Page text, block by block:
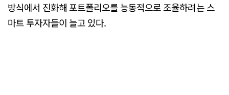
방식에서 진화해 포트폴리오를 능동적으로 조율하려는 스
마트 투자자들이 늘고 있다.